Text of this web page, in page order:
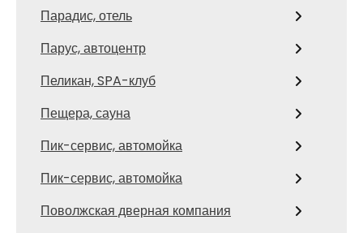
Парадис, отель
Парус, автоцентр
Пеликан, SPA-клуб
Пещера, сауна
Пик-сервис, автомойка
Пик-сервис, автомойка
Поволжская дверная компания